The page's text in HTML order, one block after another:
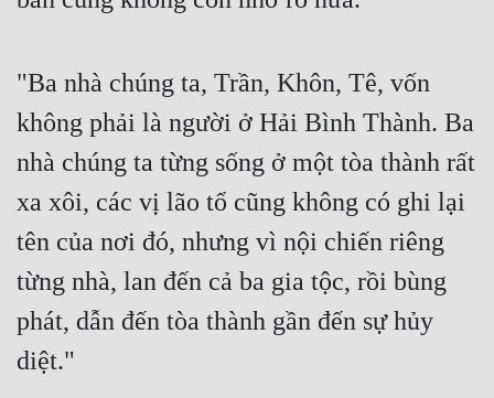
"Ba nhà chúng ta, Trần, Khôn, Tê, vốn
không phải là người ở Hải Bình Thành. Ba
nhà chúng ta từng sống ở một tòa thành rất
xa xôi, các vị lão tổ cũng không có ghi lại
tên của nơi đó, nhưng vì nội chiến riêng
từng nhà, lan đến cả ba gia tộc, rồi bùng
phát, dẫn đến tòa thành gần đến sự hủy
diệt."